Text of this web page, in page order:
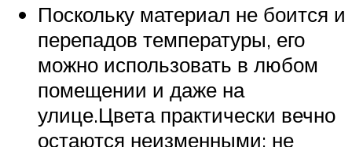
Поскольку материал не боится и
перепадов температуры, его
можно использовать в любом
помещении и даже на
улице.Цвета практически вечно
остаются неизменными: не